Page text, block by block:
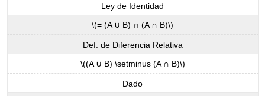
Ley de Identidad
\(= (A ∪ B) ∩ (A ∩ B)\)
Def. de Diferencia Relativa
\((A ∪ B) \setminus (A ∩ B)\)
Dado